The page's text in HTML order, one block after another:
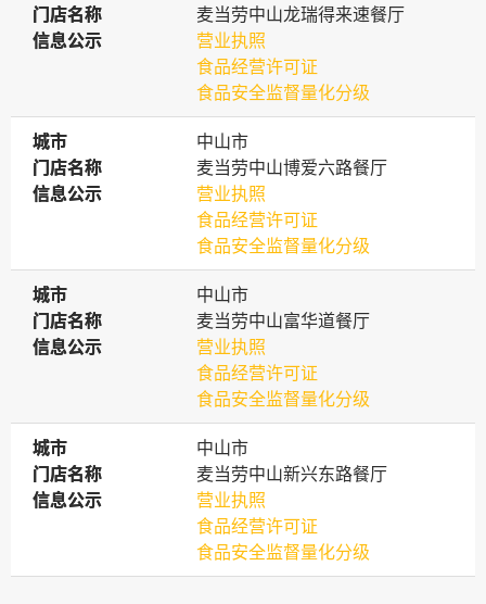
门店名称
门店名称
麦当劳中山龙瑞得来速餐厅
信息公示
信息公示
营业执照
食品经营许可证
食品安全监督量化分级
城市
城市
中山市
门店名称
门店名称
麦当劳中山博爱六路餐厅
信息公示
信息公示
营业执照
食品经营许可证
食品安全监督量化分级
城市
城市
中山市
门店名称
门店名称
麦当劳中山富华道餐厅
信息公示
信息公示
营业执照
食品经营许可证
食品安全监督量化分级
城市
城市
中山市
门店名称
门店名称
麦当劳中山新兴东路餐厅
信息公示
信息公示
营业执照
食品经营许可证
食品安全监督量化分级